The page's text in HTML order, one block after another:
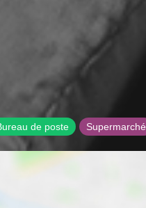
de poste Supermarché